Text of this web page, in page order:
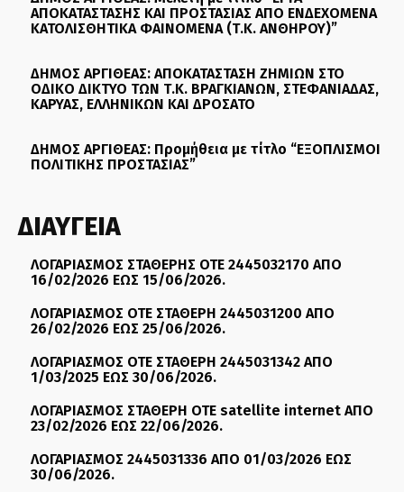
ΑΠΟΚΑΤΑΣΤΑΣΗΣ ΚΑΙ ΠΡΟΣΤΑΣΙΑΣ ΑΠΟ ΕΝΔΕΧΟΜΕΝΑ
ΚΑΤΟΛΙΣΘΗΤΙΚΑ ΦΑΙΝΟΜΕΝΑ (Τ.Κ. ΑΝΘΗΡΟΥ)”
ΔΗΜΟΣ ΑΡΓΙΘΕΑΣ: ΑΠΟΚΑΤΑΣΤΑΣΗ ΖΗΜΙΩΝ ΣΤΟ
ΟΔΙΚΟ ΔΙΚΤΥΟ ΤΩΝ Τ.Κ. ΒΡΑΓΚΙΑΝΩΝ, ΣΤΕΦΑΝΙΑΔΑΣ,
ΚΑΡΥΑΣ, ΕΛΛΗΝΙΚΩΝ ΚΑΙ ΔΡΟΣΑΤΟ
ΔΗΜΟΣ ΑΡΓΙΘΕΑΣ: Προμήθεια με τίτλο “ΕΞΟΠΛΙΣΜΟΙ
ΠΟΛΙΤΙΚΗΣ ΠΡΟΣΤΑΣΙΑΣ”
ΔΙΑΥΓΕΙΑ
ΛΟΓΑΡΙΑΣΜΟΣ ΣΤΑΘΕΡΗΣ ΟΤΕ 2445032170 ΑΠΟ
16/02/2026 ΕΩΣ 15/06/2026.
ΛΟΓΑΡΙΑΣΜΟΣ ΟΤΕ ΣΤΑΘΕΡΗ 2445031200 ΑΠΟ
26/02/2026 ΕΩΣ 25/06/2026.
ΛΟΓΑΡΙΑΣΜΟΣ ΟΤΕ ΣΤΑΘΕΡΗ 2445031342 ΑΠΟ
1/03/2025 ΕΩΣ 30/06/2026.
ΛΟΓΑΡΙΑΣΜΟΣ ΣΤΑΘΕΡΗ ΟΤΕ satellite internet ΑΠΟ
23/02/2026 ΕΩΣ 22/06/2026.
ΛΟΓΑΡΙΑΣΜΟΣ 2445031336 ΑΠΟ 01/03/2026 ΕΩΣ
30/06/2026.